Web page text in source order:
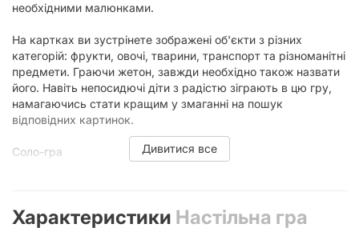
необхідними малюнками.
На картках ви зустрінете зображені об'єкти з різних
категорій: фрукти, овочі, тварини, транспорт та різноманітні
предмети. Граючи жетон, завжди необхідно також назвати
його. Навіть непосидючі діти з радістю зіграють в цю гру,
намагаючись стати кращим у змаганні на пошук
відповідних картинок.
Соло-гра
намагається знайти для них місце на планшетах.
Дивитися все
Характеристики Настільна гра